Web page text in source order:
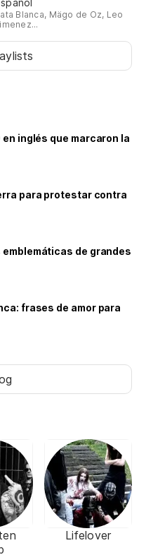
Blanca, Mägo de Oz, Leo
inglés que marcaron la
para protestar contra
de grandes
frases de amor para
Lifelover